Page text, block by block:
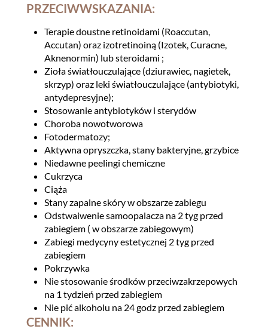
PRZECIWWSKAZANIA:
Terapie doustne retinoidami (Roaccutan,
Accutan) oraz izotretinoiną (Izotek, Curacne,
Aknenormin) lub steroidami ;
Zioła światłouczulające (dziurawiec, nagietek,
skrzyp) oraz leki światłouczulające (antybiotyki,
antydepresyjne);
Stosowanie antybiotyków i sterydów
Choroba nowotworowa
Fotodermatozy;
Aktywna opryszczka, stany bakteryjne, grzybice
Niedawne peelingi chemiczne
Cukrzyca
Ciąża
Stany zapalne skóry w obszarze zabiegu
Odstwaiwenie samoopalacza na 2 tyg przed
zabiegiem ( w obszarze zabiegowym)
Zabiegi medycyny estetycznej 2 tyg przed
zabiegiem
Pokrzywka
Nie stosowanie środków przeciwzakrzepowych
na 1 tydzień przed zabiegiem
Nie pić alkoholu na 24 godz przed zabiegiem
CENNIK: